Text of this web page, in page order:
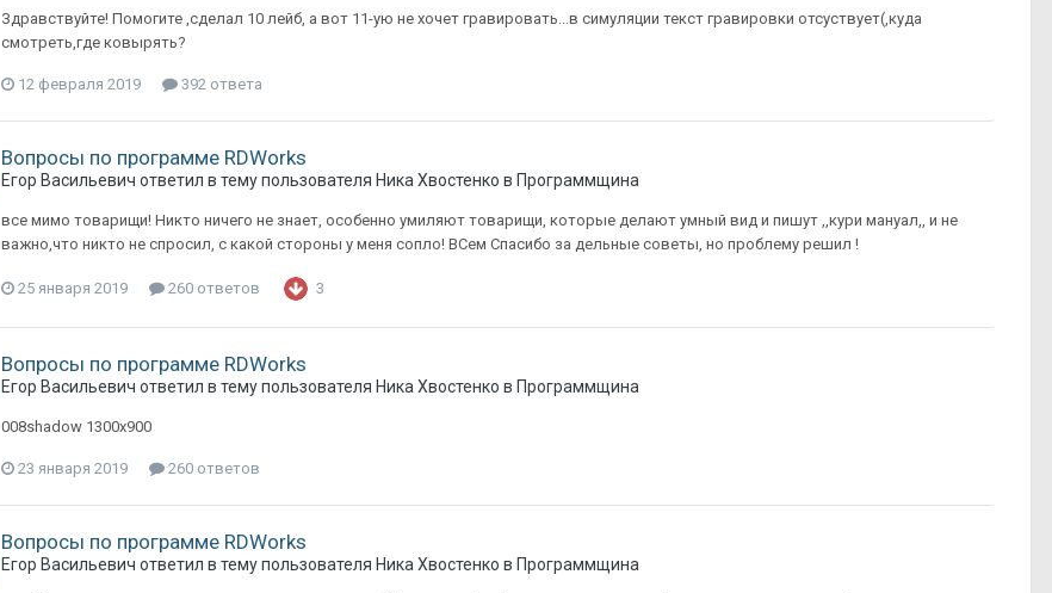
Здравствуйте! Помогите ,сделал 10 лейб, а вот 11-ую не хочет гравировать...в симуляции текст гравировки отсуствует(,куда
смотреть,где ковырять?
12 февраля 2019 392 ответа
Вопросы по программе RDWorks
Егор Васильевич ответил в тему пользователя Ника Хвостенко в Программщина
все мимо товарищи! Никто ничего не знает, особенно умиляют товарищи, которые делают умный вид и пишут ,,кури мануал,, и не
важно,что никто не спросил, с какой стороны у меня сопло! ВСем Спасибо за дельные советы, но проблему решил !
25 января 2019 260 ответов 3
Вопросы по программе RDWorks
Егор Васильевич ответил в тему пользователя Ника Хвостенко в Программщина
008shadow 1300х900
23 января 2019 260 ответов
Вопросы по программе RDWorks
Егор Васильевич ответил в тему пользователя Ника Хвостенко в Программщина